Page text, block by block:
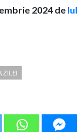
2024 de
ZILEI